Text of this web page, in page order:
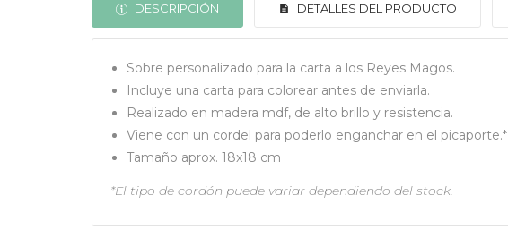
DESCRIPCIÓN DETALLES DEL PRODUCTO
Sobre personalizado para la carta a los Reyes Magos.
Incluye una carta para colorear antes de enviarla.
Realizado en madera mdf, de alto brillo y resistencia.
Viene con un cordel para poderlo enganchar en el picaporte.*
Tamaño aprox. 18x18 cm
*El tipo de cordón puede variar dependiendo del stock.